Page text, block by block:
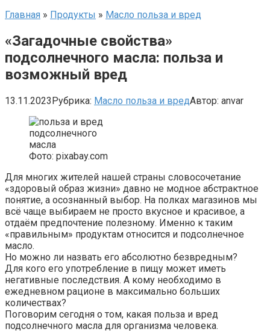
Главная » Продукты » Масло польза и вред
«Загадочные свойства»
подсолнечного масла: польза и
возможный вред
13.11.2023Рубрика: Масло польза и вредАвтор: anvar
Фото: pixabay.com
Для многих жителей нашей страны словосочетание
«здоровый образ жизни» давно не модное абстрактное
понятие, а осознанный выбор. На полках магазинов мы
всё чаще выбираем не просто вкусное и красивое, а
отдаём предпочтение полезному. Именно к таким
«правильным» продуктам относится и подсолнечное
масло.
Но можно ли назвать его абсолютно безвредным?
Для кого его употребление в пищу может иметь
негативные последствия. А кому необходимо в
ежедневном рационе в максимально больших
количествах?
Поговорим сегодня о том, какая польза и вред
подсолнечного масла для организма человека.